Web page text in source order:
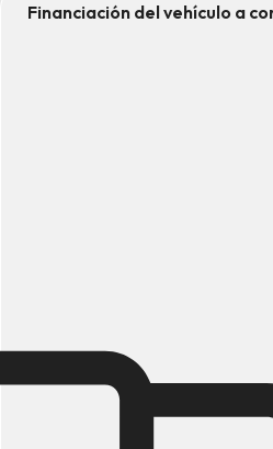
Financiación del vehículo a